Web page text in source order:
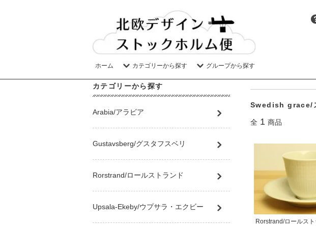
ホーム カテゴリーから探す グループから探す
ホーム
Swedish grace/
全 1 商品
Rorstrand/ロールス
カテゴリーから探す
Arabia/アラビア
Gustavsberg/グスタフスベリ
Rorstrand/ロールストランド
Upsala-Ekeby/ウプサラ・エクビー